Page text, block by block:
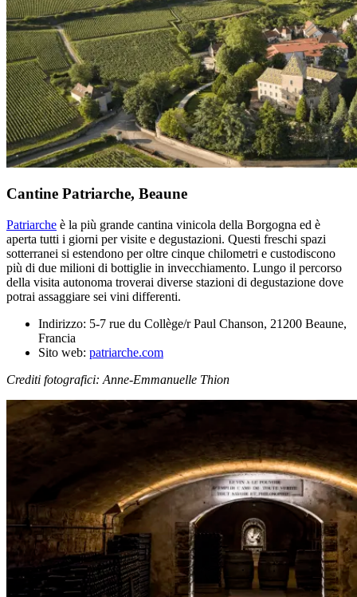
Cantine Patriarche, Beaune
Patriarche è la più grande cantina vinicola della Borgogna ed è
aperta tutti i giorni per visite e degustazioni. Questi freschi spazi
sotterranei si estendono per oltre cinque chilometri e custodiscono
più di due milioni di bottiglie in invecchiamento. Lungo il percorso
della visita autonoma troverai diverse stazioni di degustazione dove
potrai assaggiare sei vini differenti.
Indirizzo: 5-7 rue du Collège/r Paul Chanson, 21200 Beaune,
Francia
Sito web: patriarche.com
Crediti fotografici: Anne-Emmanuelle Thion